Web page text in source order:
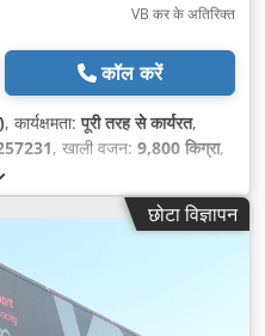
VB कर के अतिरिक्त
कॉल करें
, कार्यक्षमता:पूरी तरह से कार्यरत,
, खाली वजन: 9,800 किग्रा,
वजन:
, अनुमत धुरी लोड (धुरी 2):
, अगला निरीक्षण (TÜV):
मिमी
245/70 R 17.5
घं., रंग:
एबीएस,
छोटा विज्ञापन